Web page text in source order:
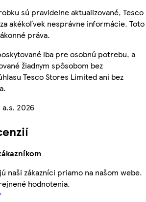
sú pravidelne aktualizované, Tesco
akékoľvek nesprávne informácie. Toto
práva.
iba pre osobnú potrebu, a
žiadnym spôsobom bez
Tesco Stores Limited ani bez
a.s. 2026
naši zákazníci priamo na našom webe.
hodnotenia.